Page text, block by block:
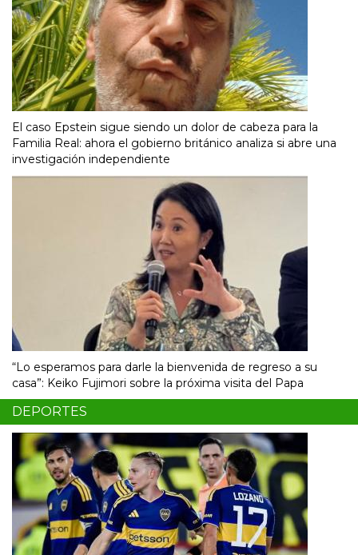
El caso Epstein sigue siendo un dolor de cabeza para la
Familia Real: ahora el gobierno británico analiza si abre una
investigación independiente
“Lo esperamos para darle la bienvenida de regreso a su
casa”: Keiko Fujimori sobre la próxima visita del Papa
DEPORTES